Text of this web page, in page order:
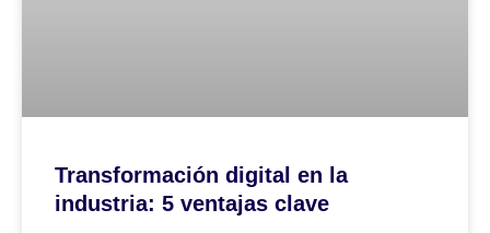
Transformación digital en la
industria: 5 ventajas clave